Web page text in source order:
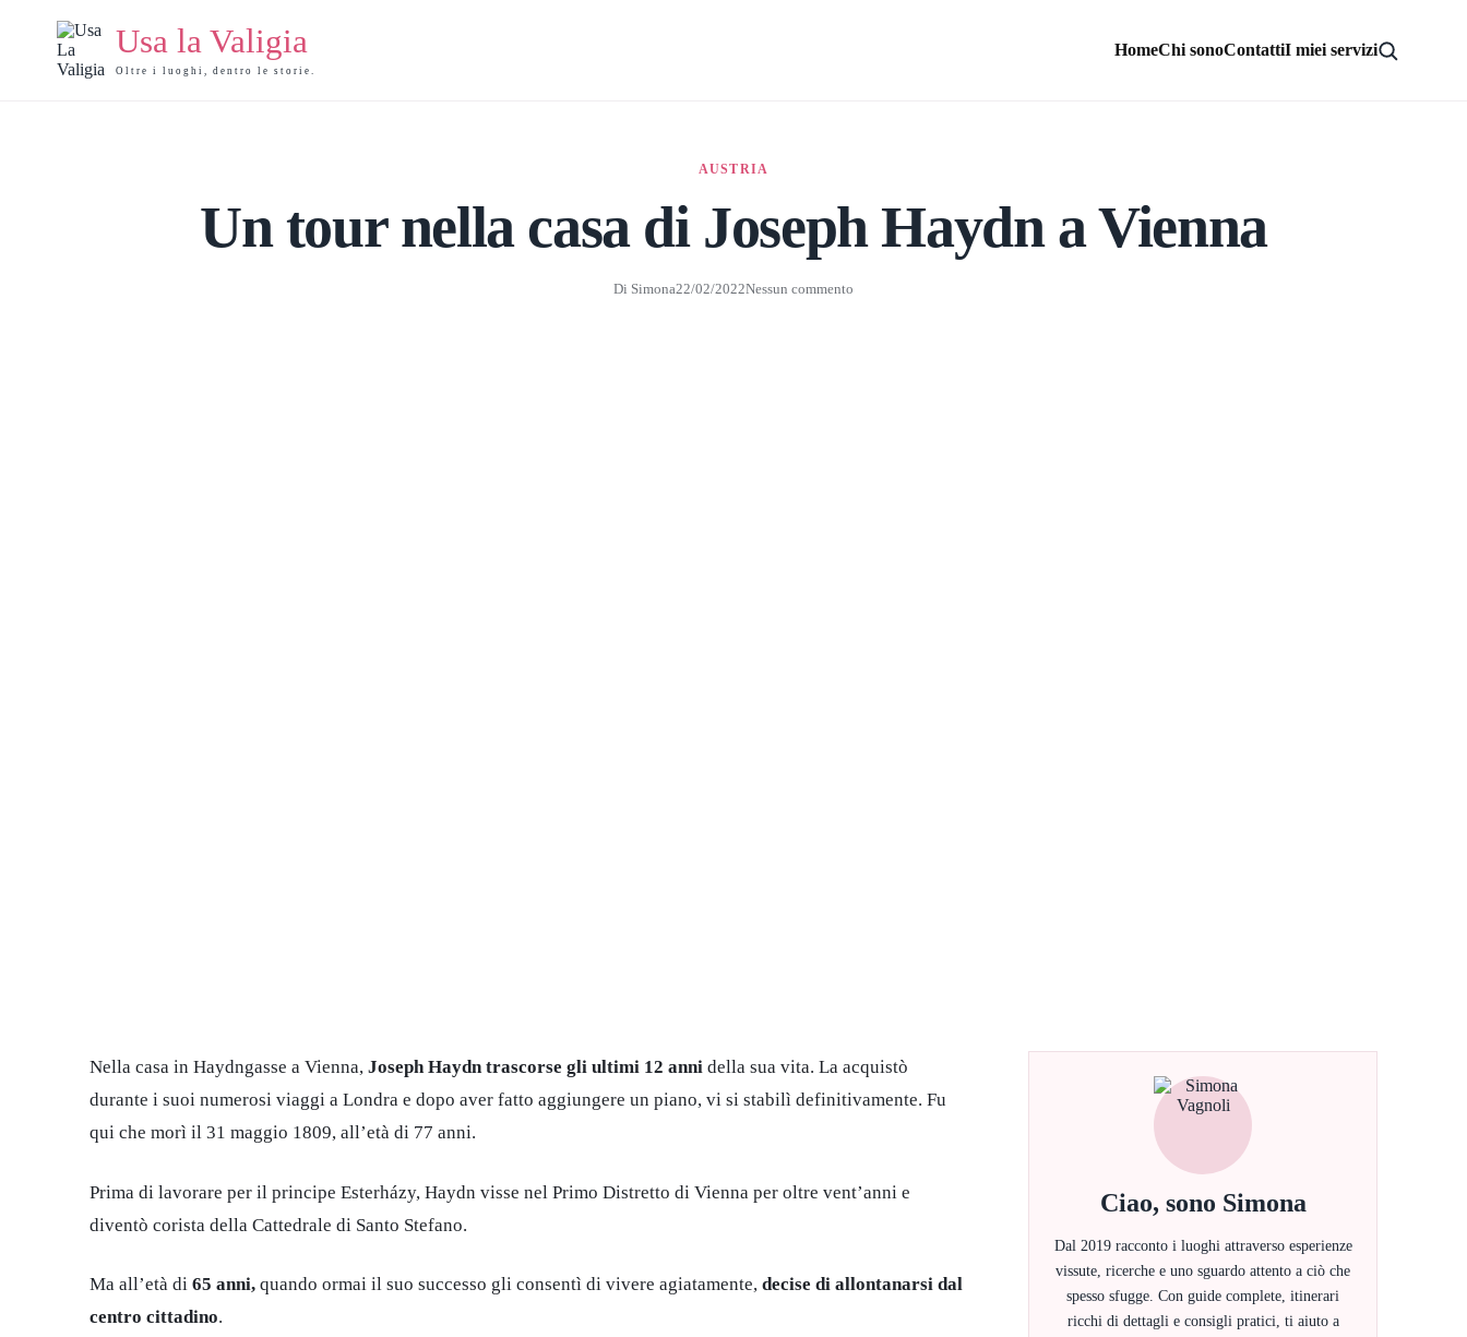
contenuto
Usa la Valigia
Oltre i luoghi, dentro le storie.
HomeChi sonoContattiI miei servizi
AUSTRIA
Un tour nella casa di Joseph Haydn a Vienna
Di Simona22/02/2022Nessun commento
Nella casa in Haydngasse a Vienna, Joseph Haydn trascorse gli ultimi 12 anni della sua vita. La acquistò
durante i suoi numerosi viaggi a Londra e dopo aver fatto aggiungere un piano, vi si stabilì definitivamente. Fu
qui che morì il 31 maggio 1809, all’età di 77 anni.
Prima di lavorare per il principe Esterházy, Haydn visse nel Primo Distretto di Vienna per oltre vent’anni e
diventò corista della Cattedrale di Santo Stefano.
Ma all’età di 65 anni, quando ormai il suo successo gli consentì di vivere agiatamente, decise di allontanarsi dal
centro cittadino.
Ciao, sono Simona
Dal 2019 racconto i luoghi attraverso esperienze
vissute, ricerche e uno sguardo attento a ciò che
spesso sfugge. Con guide complete, itinerari
ricchi di dettagli e consigli pratici, ti aiuto a